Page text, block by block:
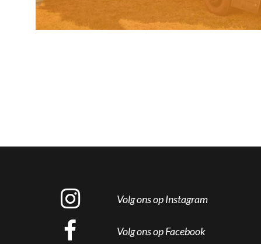
Volg ons op Instagram
Volg ons op Facebook